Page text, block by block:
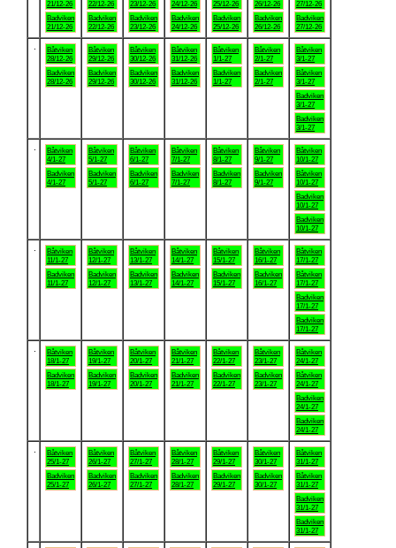
21/12-26
Badviken
21/12-26
22/12-26
Badviken
22/12-26
23/12-26
Badviken
23/12-26
24/12-26
Badviken
24/12-26
25/12-26
Badviken
25/12-26
26/12-26
Badviken
26/12-26
27/12-26
Badviken
27/12-26
Båtviken
28/12-26
Badviken
28/12-26
Båtviken
29/12-26
Badviken
29/12-26
Båtviken
30/12-26
Badviken
30/12-26
Båtviken
31/12-26
Badviken
31/12-26
Båtviken
1/1-27
Badviken
1/1-27
Båtviken
2/1-27
Badviken
2/1-27
Båtviken
3/1-27
Båtviken
3/1-27
Badviken
3/1-27
Badviken
3/1-27
Båtviken
4/1-27
Badviken
4/1-27
Båtviken
5/1-27
Badviken
5/1-27
Båtviken
6/1-27
Badviken
6/1-27
Båtviken
7/1-27
Badviken
7/1-27
Båtviken
8/1-27
Badviken
8/1-27
Båtviken
9/1-27
Badviken
9/1-27
Båtviken
10/1-27
Båtviken
10/1-27
Badviken
10/1-27
Badviken
10/1-27
Båtviken
11/1-27
Badviken
11/1-27
Båtviken
12/1-27
Badviken
12/1-27
Båtviken
13/1-27
Badviken
13/1-27
Båtviken
14/1-27
Badviken
14/1-27
Båtviken
15/1-27
Badviken
15/1-27
Båtviken
16/1-27
Badviken
16/1-27
Båtviken
17/1-27
Båtviken
17/1-27
Badviken
17/1-27
Badviken
17/1-27
Båtviken
18/1-27
Badviken
18/1-27
Båtviken
19/1-27
Badviken
19/1-27
Båtviken
20/1-27
Badviken
20/1-27
Båtviken
21/1-27
Badviken
21/1-27
Båtviken
22/1-27
Badviken
22/1-27
Båtviken
23/1-27
Badviken
23/1-27
Båtviken
24/1-27
Båtviken
24/1-27
Badviken
24/1-27
Badviken
24/1-27
Båtviken
25/1-27
Badviken
25/1-27
Båtviken
26/1-27
Badviken
26/1-27
Båtviken
27/1-27
Badviken
27/1-27
Båtviken
28/1-27
Badviken
28/1-27
Båtviken
29/1-27
Badviken
29/1-27
Båtviken
30/1-27
Badviken
30/1-27
Båtviken
31/1-27
Båtviken
31/1-27
Badviken
31/1-27
Badviken
31/1-27